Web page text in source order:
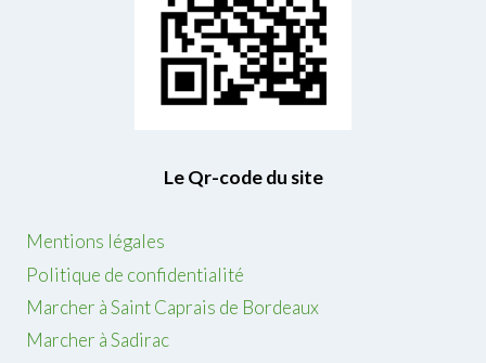
Le Qr-code du site
Mentions légales
Politique de confidentialité
Marcher à Saint Caprais de Bordeaux
Marcher à Sadirac